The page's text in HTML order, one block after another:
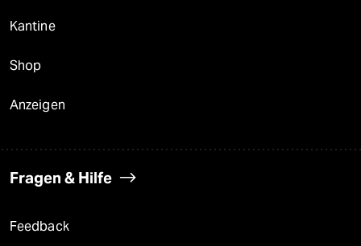
Kantine
Shop
Anzeigen
Fragen & Hilfe
Feedback